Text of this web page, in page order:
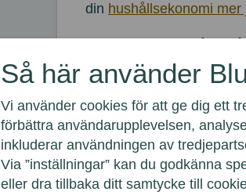
Så här använder
Vi använder cookies för att ge dig ett
förbättra användarupplevelsen,
inkluderar användningen av
Via ”inställningar” kan du godkänna
eller dra tillbaka ditt samtycke till
din hushållsekonomi mer
De svenska
Majoriteten av svenska
transport. Det är viktigt
eventuellt minska
rabatter.